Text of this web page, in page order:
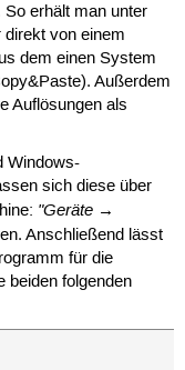
erhält man unter
von einem
dem einen System
Außerdem
Auflösungen als
Windows-
sich diese über
"Geräte →
Anschließend lässt
für die
beiden folgenden